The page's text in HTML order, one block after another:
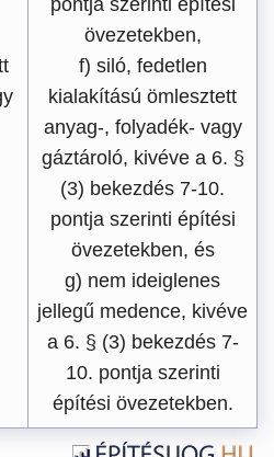
pontja szerinti építési
övezetekben,
f) siló, fedetlen
kialakítású ömlesztett
anyag-, folyadék- vagy
gáztároló, kivéve a 6. §
(3) bekezdés 7-10.
pontja szerinti építési
övezetekben, és
g) nem ideiglenes
jellegű medence, kivéve
a 6. § (3) bekezdés 7-
10. pontja szerinti
építési övezetekben.